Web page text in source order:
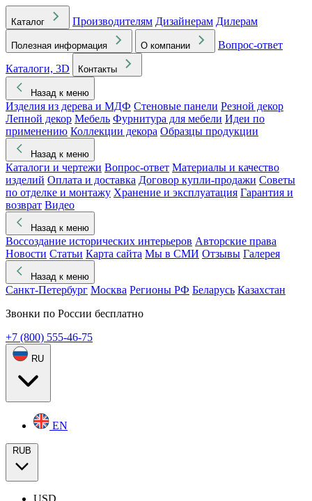
Каталог Производителям Дизайнерам Дилерам
Полезная информация О компании
Вопрос-ответ
Каталоги, 3D
Контакты
Назад к меню
Изделия из дерева и МДФ Стеновые панели Резной декор
Лепной декор Мебель Фурнитура для мебели Идеи по
применению Коллекции декора Образцы продукции
Назад к меню
Каталоги и чертежи Вопрос-ответ Материалы и качество
изделий Оплата и доставка Договор купли-продажи Советы
по отделке и монтажу Хранение и эксплуатация Гарантия и
возврат Видео
Назад к меню
Воссоздание исторических интерьеров Авторские права
Новости Статьи Карта сайта Мы в СМИ Отзывы Галерея
Назад к меню
Санкт-Петербург Москва Регионы РФ Беларусь Казахстан
Звонки по России бесплатно
+7 (800) 555-46-75
RU
EN
RUB
USD